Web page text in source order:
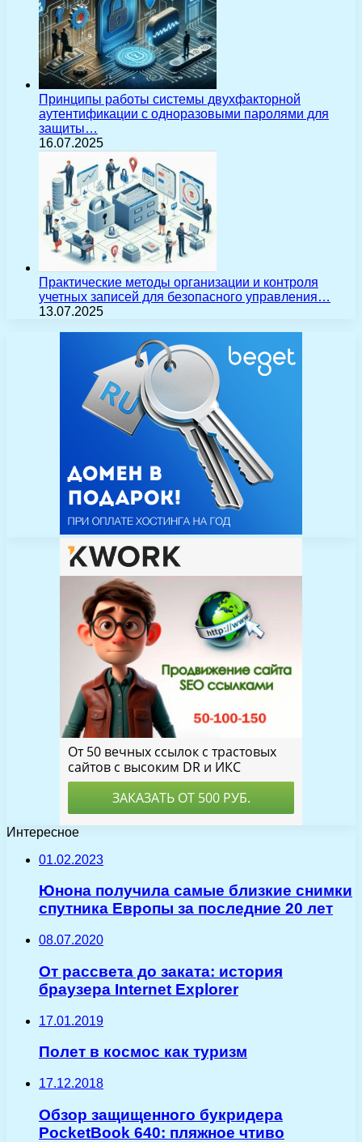
Принципы работы системы двухфакторной
аутентификации с одноразовыми паролями для
защиты…
16.07.2025
Практические методы организации и контроля
учетных записей для безопасного управления…
13.07.2025
Интересное
01.02.2023
Юнона получила самые близкие снимки
спутника Европы за последние 20 лет
08.07.2020
От рассвета до заката: история
браузера Internet Explorer
17.01.2019
Полет в космос как туризм
17.12.2018
Обзор защищенного букридера
PocketBook 640: пляжное чтиво